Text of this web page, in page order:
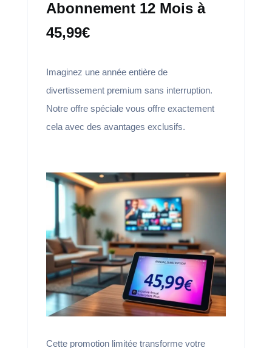
Abonnement 12 Mois à
45,99€
Imaginez une année entière de
divertissement premium sans interruption.
Notre offre spéciale vous offre exactement
cela avec des avantages exclusifs.
Cette promotion limitée transforme votre